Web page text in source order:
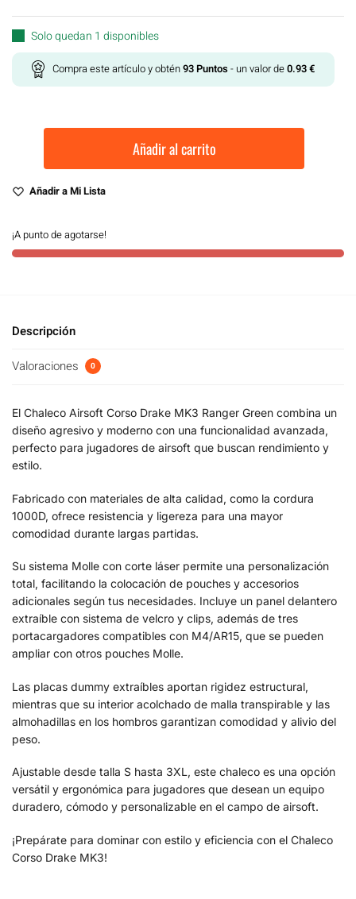
Solo quedan 1 disponibles
Compra este artículo y obtén93Puntos - un valor de0.93€
Añadir al carrito
Añadir a Mi Lista
¡A punto de agotarse!
Descripción
Valoraciones 0
El Chaleco Airsoft Corso Drake MK3 Ranger Green combina un
diseño agresivo y moderno con una funcionalidad avanzada,
perfecto para jugadores de airsoft que buscan rendimiento y
estilo.
Fabricado con materiales de alta calidad, como la cordura
1000D, ofrece resistencia y ligereza para una mayor
comodidad durante largas partidas.
Su sistema Molle con corte láser permite una personalización
total, facilitando la colocación de pouches y accesorios
adicionales según tus necesidades. Incluye un panel delantero
extraíble con sistema de velcro y clips, además de tres
portacargadores compatibles con M4/AR15, que se pueden
ampliar con otros pouches Molle.
Las placas dummy extraíbles aportan rigidez estructural,
mientras que su interior acolchado de malla transpirable y las
almohadillas en los hombros garantizan comodidad y alivio del
peso.
Ajustable desde talla S hasta 3XL, este chaleco es una opción
versátil y ergonómica para jugadores que desean un equipo
duradero, cómodo y personalizable en el campo de airsoft.
¡Prepárate para dominar con estilo y eficiencia con el Chaleco
Corso Drake MK3!